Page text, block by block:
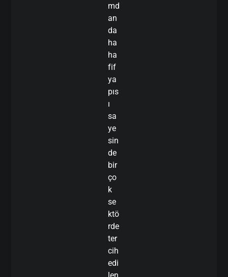
md
an
da
ha
ha
fif
ya
pıs
ı
sa
ye
sin
de
bir
ço
k
se
ktö
rde
ter
cih
edi
len